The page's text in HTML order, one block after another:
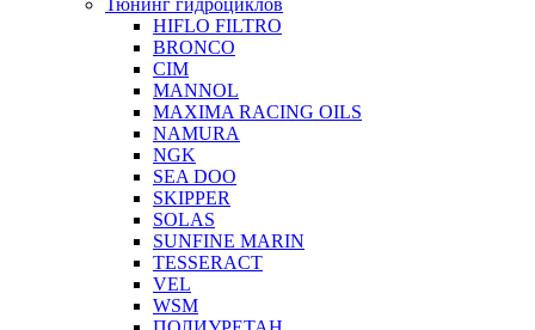
Тюнинг гидроциклов
HIFLO FILTRO
BRONCO
CIM
MANNOL
MAXIMA RACING OILS
NAMURA
NGK
SEA DOO
SKIPPER
SOLAS
SUNFINE MARIN
TESSERACT
VEL
WSM